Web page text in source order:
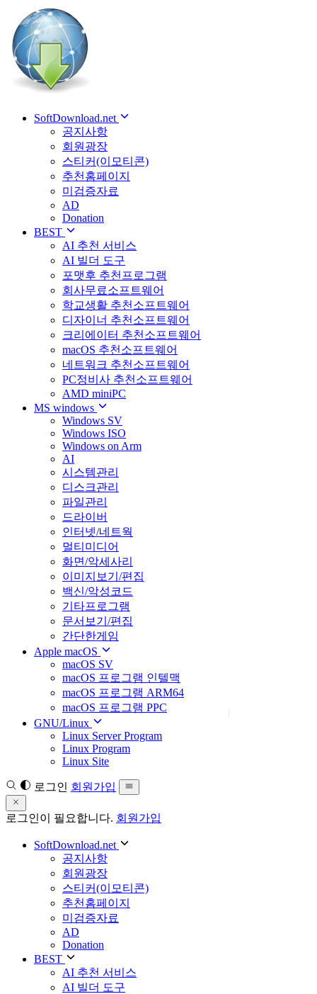
SoftDownload.net
공지사항
회원광장
스티커(이모티콘)
추천홈페이지
미검증자료
AD
Donation
BEST
AI 추천 서비스
AI 빌더 도구
포맷후 추천프로그램
회사무료소프트웨어
학교생활 추천소프트웨어
디자이너 추천소프트웨어
크리에이터 추천소프트웨어
macOS 추천소프트웨어
네트워크 추천소프트웨어
PC정비사 추천소프트웨어
AMD miniPC
MS windows
Windows SV
Windows ISO
Windows on Arm
AI
시스템관리
디스크관리
파일관리
드라이버
인터넷/네트웍
멀티미디어
화면/악세사리
이미지보기/편집
백신/악성코드
기타프로그램
문서보기/편집
간단한게임
Apple macOS
macOS SV
macOS 프로그램 인텔맥
macOS 프로그램 ARM64
macOS 프로그램 PPC
GNU/Linux
Linux Server Program
Linux Program
Linux Site
로그인 회원가입
로그인이 필요합니다. 회원가입
SoftDownload.net
공지사항
회원광장
스티커(이모티콘)
추천홈페이지
미검증자료
AD
Donation
BEST
AI 추천 서비스
AI 빌더 도구